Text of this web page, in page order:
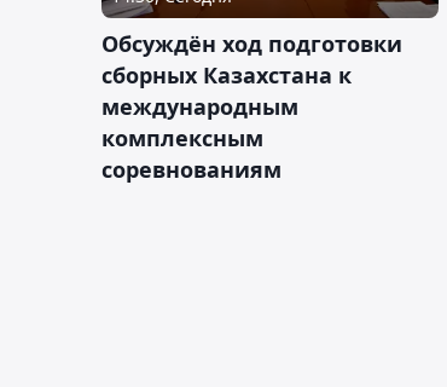
Обсуждён ход подготовки
сборных Казахстана к
международным
комплексным
соревнованиям